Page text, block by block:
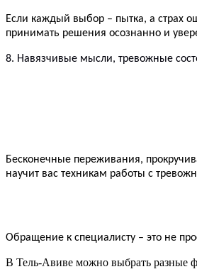
Если каждый выбор – пытка, а страх
принимать решения осознанно и
8. Навязчивые мысли, тревожные
Бесконечные переживания,
научит вас техникам работы с
Обращение к специалисту – это не
В Тель-Авиве можно выбрать разные